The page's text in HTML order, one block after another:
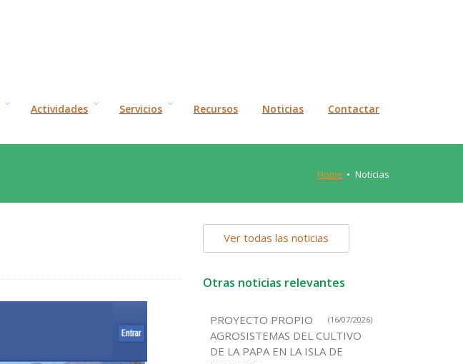
Actividades Servicios Recursos Noticias Contactar
Home Noticias
Ver todas las noticias
Otras noticias relevantes
(16/07/2026)
PROYECTO PROPIO
AGROSISTEMAS DEL CULTIVO
DE LA PAPA EN LA ISLA DE